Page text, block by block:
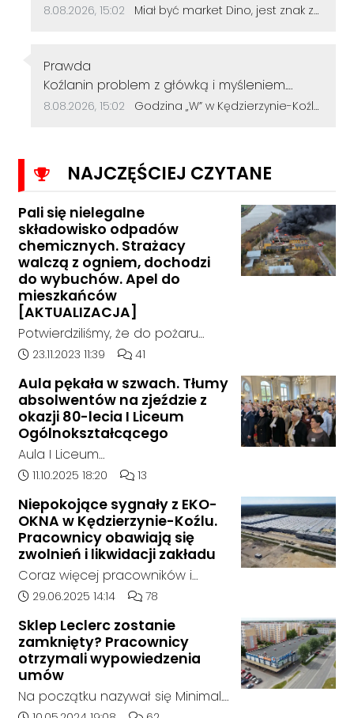
Data dodania komentarza:
8.08.2026, 15:02 Źródło komentarza:
Miał być market Dino, jest znak zapytania. Przetarg na działkę przy szkole zakończył się bez ofert
Autor komentarza:
Prawda
Treść komentarza:
Koźlanin problem z główką i myśleniem.
Psychiatra pomoże.
Data dodania komentarza:
8.08.2026, 15:02 Źródło komentarza:
Godzina „W” w Kędzierzynie-Koźlu. Mieszkańcy uczcili pamięć powstańców warszawskich
NAJCZĘŚCIEJ CZYTANE
Pali się nielegalne
składowisko odpadów
chemicznych. Strażacy
walczą z ogniem, dochodzi
do wybuchów. Apel do
mieszkańców
[AKTUALIZACJA]
Potwierdziliśmy, że do pożaru
doszło w hali, w której nielegalnie
chemiczne.
Data dodania artykułu:
23.11.2023 11:39 Liczba komentarzy artykułu:
41
Aula pękała w szwach. Tłumy
absolwentów na zjeździe z
okazji 80-lecia I Liceum
Ogólnokształcącego
Aula I Liceum
Ogólnokształcącego im. Henryka
w sobotnie przedpołudnie
dosłownie pękała w szwach. Na
wyjątkowy zjazd absolwentów z
okazji jubileuszu 80-lecia szkoły
przyjechali ludzie z różnych
zakątków Polski i świata. W tym
roku zarejestrowało się ponad
1000 uczestników. To największy
zjazd w historii placówki.
Data dodania artykułu:
11.10.2025 18:20 Liczba komentarzy artykułu:
13
Niepokojące sygnały z EKO-
OKNA w Kędzierzynie-Koźlu.
Pracownicy obawiają się
zwolnień i likwidacji zakładu
Coraz więcej pracowników i
mieszkańców zgłasza się do
niepokojącej sytuacji w zakładzie
EKO-OKNA w Kędzierzynie-Koźlu.
Jak wynika z ich relacji, firma
miała w ostatnich tygodniach
rozpocząć proces masowego
Data dodania artykułu:
29.06.2025 14:14 Liczba komentarzy artykułu:
78
Sklep Leclerc zostanie
zamknięty? Pracownicy
otrzymali wypowiedzenia
umów
Na początku nazywał się Minimal.